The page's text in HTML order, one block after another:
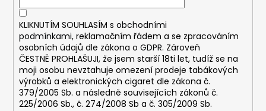
u
u
m
KLIKNUTÍM SOUHLASÍM s obchodními
podmínkami, reklamačním řádem a se zpracováním
osobních údajů dle zákona o GDPR. Zároveň
ČESTNĚ PROHLAŠUJI, že jsem starší 18ti let, tudíž se na
moji osobu nevztahuje omezení prodeje tabákových
výrobků a elektronických cigaret dle zákona č.
379/2005 Sb. a následně souvisejících zákonů č.
225/2006 Sb., č. 274/2008 Sb a č. 305/2009 Sb.